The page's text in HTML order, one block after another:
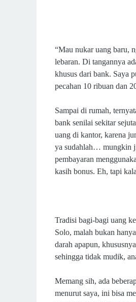
“Mau nukar uang baru,
lebaran. Di tangannya
khusus dari bank. Saya
pecahan 10 ribuan dan
Sampai di rumah,
bank senilai sekitar
uang di kantor, karena
ya sudahlah… mungkin
pembayaran
kasih bonus. Eh, tapi
Tradisi bagi-bagi uang
Solo, malah bukan
darah apapun,
sehingga tidak mudik,
Memang sih, ada
menurut saya, ini bisa